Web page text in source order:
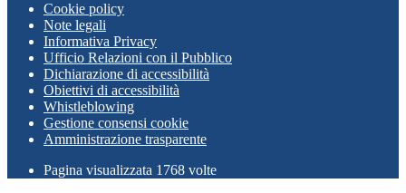
Cookie policy
Note legali
Informativa Privacy
Ufficio Relazioni con il Pubblico
Dichiarazione di accessibilità
Obiettivi di accessibilità
Whistleblowing
Gestione consensi cookie
Amministrazione trasparente
Pagina visualizzata 1768 volte